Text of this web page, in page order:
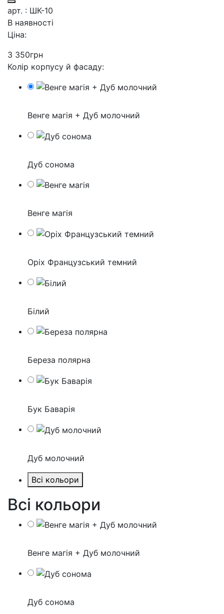
арт. : ШК-10
В наявності
Ціна:
3 350грн
Колір корпусу й фасаду:
Венге магія + Дуб молочний
Дуб сонома
Венге магія
Оріх Французський темний
Білий
Береза полярна
Бук Баварія
Дуб молочний
Всі кольори
Всі кольори
Венге магія + Дуб молочний
Дуб сонома